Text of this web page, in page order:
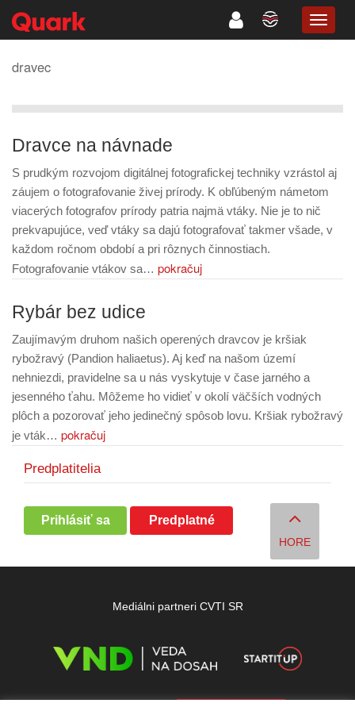
dravec
Dravce na návnade
S prudkým rozvojom digitálnej fotografickej techniky vzrástol aj
záujem o fotografovanie živej prírody. K obľúbeným námetom
viacerých fotografov prírody patria najmä vtáky. Nie je to nič
prekvapujúce, veď vtáky sa dajú fotografovať takmer všade, v
každom ročnom období a pri rôznych činnostiach.
Fotografovanie vtákov sa… pokračuj
Rybár bez udice
Zaujímavým druhom našich operených dravcov je kršiak
rybožravý (Pandion haliaetus). Aj keď na našom území
nehniezdi, pravidelne sa u nás vyskytuje v čase jarného a
jesenného ťahu. Môžeme ho vidieť v okolí väčších vodných
plôch a pozorovať jeho jedinečný spôsob lovu. Kršiak rybožravý
je vták… pokračuj
Predplatitelia
Prihlásiť sa Predplatné
HORE
Mediálni partneri CVTI SR